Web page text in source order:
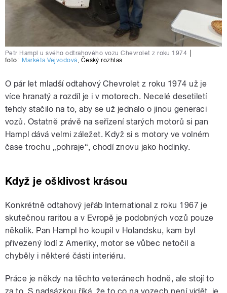
Petr Hampl u svého odtrahového vozu Chevrolet z roku 1974
foto: Markéta Vejvodová, Český rozhlas
O pár let mladší odtahový Chevrolet z roku 1974 už je
více hranatý a rozdíl je i v motorech. Necelé desetiletí
tehdy stačilo na to, aby se už jednalo o jinou generaci
vozů. Ostatně právě na seřízení starých motorů si pan
Hampl dává velmi záležet. Když si s motory ve volném
čase trochu „pohraje“, chodí znovu jako hodinky.
Když je ošklivost krásou
Konkrétně odtahový jeřáb International z roku 1967 je
skutečnou raritou a v Evropě je podobných vozů pouze
několik. Pan Hampl ho koupil v Holandsku, kam byl
přivezený lodí z Ameriky, motor se vůbec netočil a
chyběly i některé části interiéru.
Práce je někdy na těchto veteránech hodně, ale stojí to